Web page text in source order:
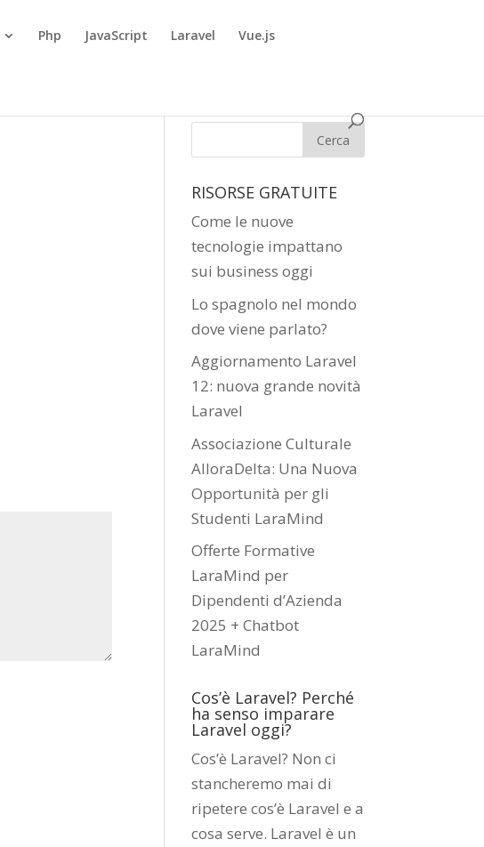
Php JavaScript Laravel Vue.js
RISORSE GRATUITE
Come le nuove
tecnologie impattano
sui business oggi
Lo spagnolo nel mondo
dove viene parlato?
Aggiornamento Laravel
12: nuova grande novità
Laravel
Associazione Culturale
AlloraDelta: Una Nuova
Opportunità per gli
Studenti LaraMind
Offerte Formative
LaraMind per
Dipendenti d’Azienda
2025 + Chatbot
LaraMind
Cos’è Laravel? Perché
ha senso imparare
Laravel oggi?
Cos’è Laravel? Non ci
stancheremo mai di
ripetere cos’è Laravel e a
cosa serve. Laravel è un